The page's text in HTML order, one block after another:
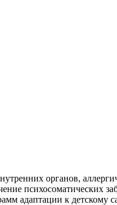
органов,
психосоматических
адаптации к детскому